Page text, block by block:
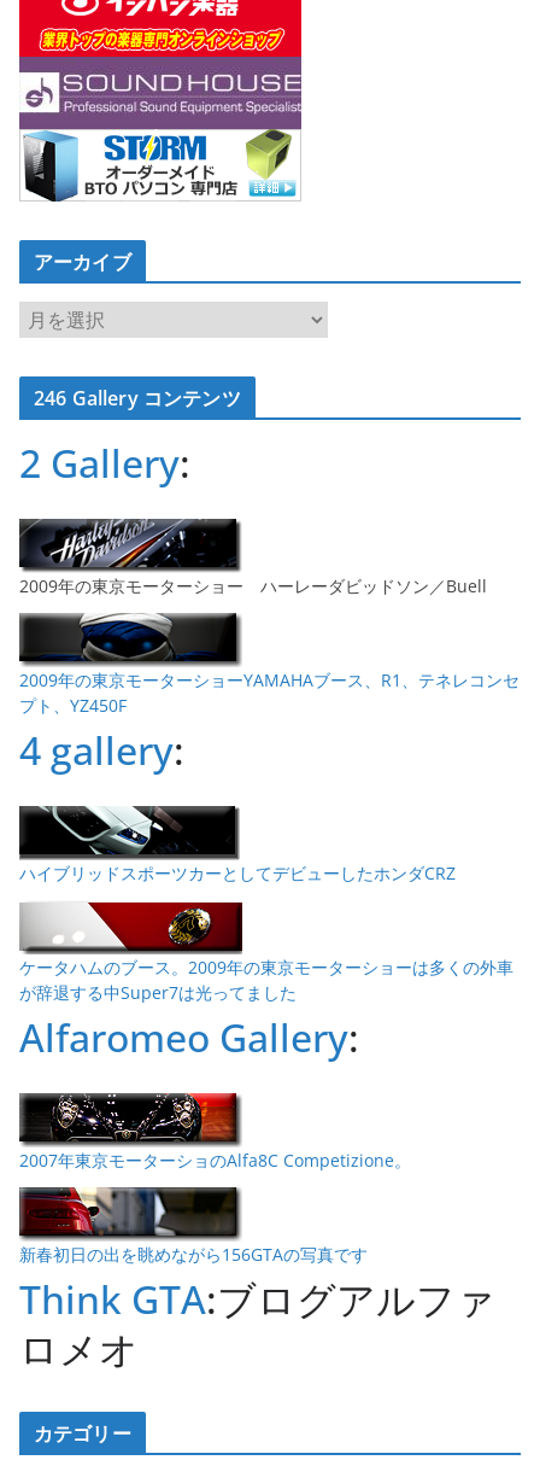
アーカイブ
ア
ー
カ
イ246 Gallery コンテンツ
2 Gallery:
2009年の東京モーターショー ハーレーダビッドソン／Buell
2009年の東京モーターショーYAMAHAブース、R1、テネレコンセ
プト、YZ450F
4 gallery:
ハイブリッドスポーツカーとしてデビューしたホンダCRZ
ケータハムのブース。2009年の東京モーターショーは多くの外車
が辞退する中Super7は光ってました
Alfaromeo Gallery:
2007年東京モーターショのAlfa8C Competizione。
新春初日の出を眺めながら156GTAの写真です
Think GTA:ブログアルファ
ロメオ
カテゴリー